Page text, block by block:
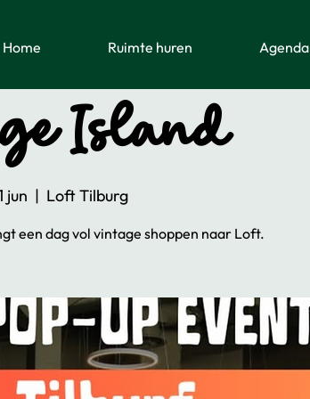
Home Ruimte huren Agenda
Island
jun
  |
Loft Tilburg
een dag vol vintage shoppen naar Loft.